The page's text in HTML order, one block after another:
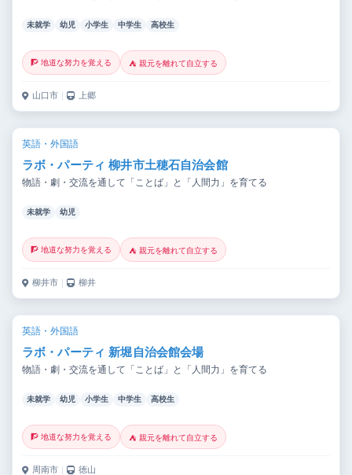
未就学 幼児 小学生 中学生 高校生
🧗 地道な努力を覚える ⛺ 親元を離れて自立する
山口市 ｜ 上郷
英語・外国語
ラボ・パーティ 柳井市土穂石自治会館
物語・劇・交流を通して「ことば」と「人間力」を育てる
未就学 幼児
🧗 地道な努力を覚える ⛺ 親元を離れて自立する
柳井市 ｜ 柳井
英語・外国語
ラボ・パーティ 新堀自治会館会場
物語・劇・交流を通して「ことば」と「人間力」を育てる
未就学 幼児 小学生 中学生 高校生
🧗 地道な努力を覚える ⛺ 親元を離れて自立する
周南市 ｜ 徳山